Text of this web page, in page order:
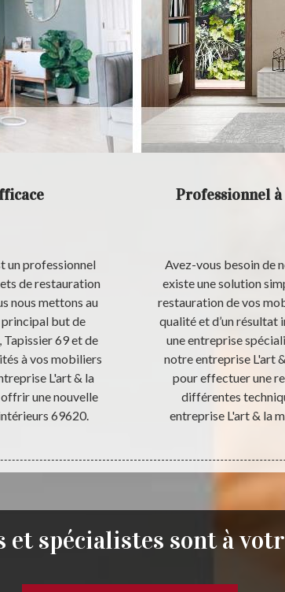
un professionnel
de restauration
nous mettons au
but de
69 et de
à vos mobiliers
L'art & la
une nouvelle
69620.
Professionnel
Avez-vous besoin de
existe une solution
restauration de vos
qualité et d’un
une entreprise
notre entreprise L'art
pour effectuer une
différentes
entreprise L'art & la
et spécialistes sont à